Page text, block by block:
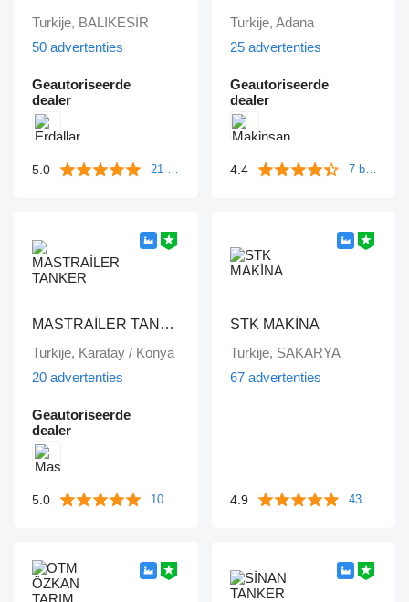
Turkije, BALIKESİR
50 advertenties
Geautoriseerde
dealer
5.0 21 beoordelingen
Turkije, Adana
25 advertenties
Geautoriseerde
dealer
4.4 7 beoordelingen
MASTRAİLER TANKER
Turkije, Karatay / Konya
20 advertenties
Geautoriseerde
dealer
5.0 104 beoordelingen
STK MAKİNA
Turkije, SAKARYA
67 advertenties
4.9 43 beoordelingen